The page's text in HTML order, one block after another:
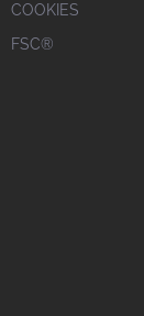
COOKIES
FSC®